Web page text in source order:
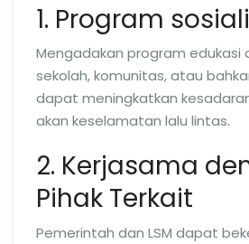
1. Program
Mengadakan program edukasi
sekolah, komunitas, atau
dapat meningkatkan
akan keselamatan lalu lintas.
2. Kerjasama
Pihak Terkait
Pemerintah dan LSM dapat